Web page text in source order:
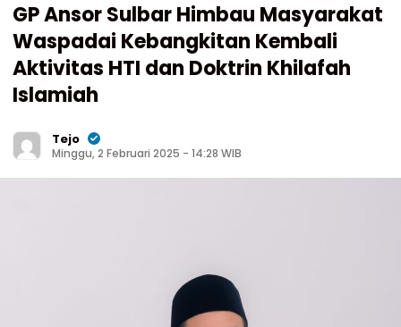
GP Ansor Sulbar Himbau Masyarakat
Waspadai Kebangkitan Kembali
Aktivitas HTI dan Doktrin Khilafah
Islamiah
Tejo
Minggu, 2 Februari 2025 - 14:28 WIB